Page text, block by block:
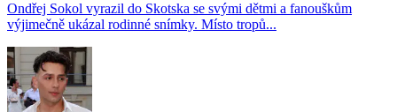
Ondřej Sokol vyrazil do Skotska se svými dětmi a fanouškům
výjimečně ukázal rodinné snímky. Místo tropů...